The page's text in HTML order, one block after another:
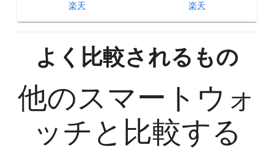
楽天 楽天
よく比較されるもの
他のスマートウォ
ッチ と比較する